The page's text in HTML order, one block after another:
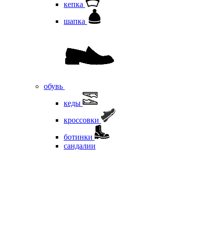
кепка
шапка
обувь
кеды
кроссовки
ботинки
сандалии